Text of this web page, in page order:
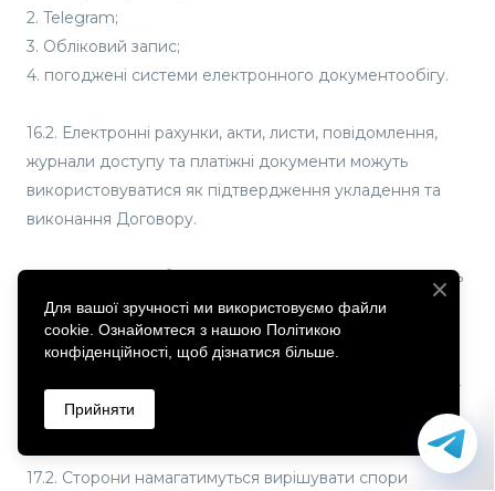
2. Telegram;
3. Обліковий запис;
4. погоджені системи електронного документообігу.
16.2. Електронні рахунки, акти, листи, повідомлення,
журнали доступу та платіжні документи можуть
використовуватися як підтвердження укладення та
виконання Договору.
16.3. Замовник зобов’язаний підтримувати актуальність
своєї контактної електронної адреси.
17. Застосовне право та спори
17.1. До Договору застосовується право Федеративної
Республіки Німеччина.
17.2. Сторони намагатимуться вирішувати спори
Для вашої зручності ми використовуємо файли
cookie. Ознайомтеся з нашою Політикою
конфіденційності, щоб дізнатися більше.
Прийняти